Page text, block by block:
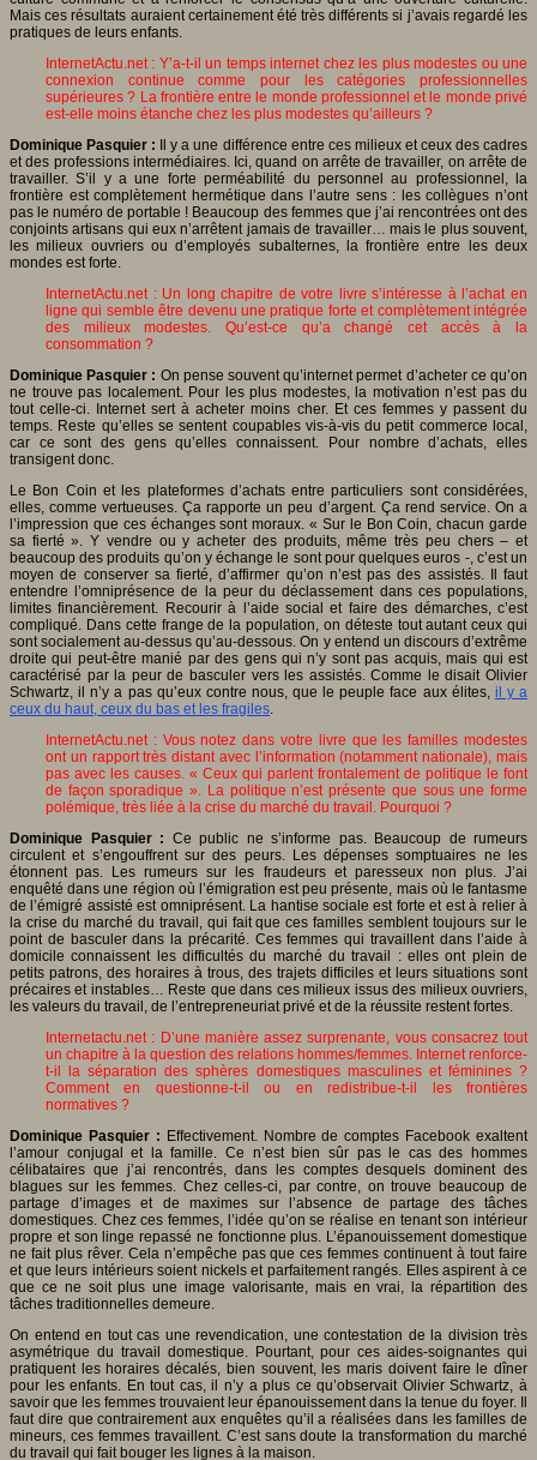
Mais ces résultats auraient certainement été très différents si j’avais regardé les
pratiques de leurs enfants.
InternetActu.net : Y’a-t-il un temps internet chez les plus modestes ou une
connexion continue comme pour les catégories professionnelles
supérieures ? La frontière entre le monde professionnel et le monde privé
est-elle moins étanche chez les plus modestes qu’ailleurs ?
Dominique Pasquier :
Il y a une différence entre ces milieux et ceux des cadres
et des professions intermédiaires. Ici, quand on arrête de travailler, on arrête de
travailler. S’il y a une forte perméabilité du personnel au professionnel, la
frontière est complètement hermétique dans l’autre sens : les collègues n’ont
pas le numéro de portable ! Beaucoup des femmes que j’ai rencontrées ont des
conjoints artisans qui eux n’arrêtent jamais de travailler… mais le plus souvent,
les milieux ouvriers ou d’employés subalternes, la frontière entre les deux
mondes est forte.
InternetActu.net : Un long chapitre de votre livre s’intéresse à l’achat en
ligne qui semble être devenu une pratique forte et complètement intégrée
des milieux modestes. Qu’est-ce qu’a changé cet accès à la
consommation ?
Dominique Pasquier : On pense souvent qu’internet permet d’acheter ce qu’on
ne trouve pas localement. Pour les plus modestes, la motivation n’est pas du
tout celle-ci. Internet sert à acheter moins cher. Et ces femmes y passent du
temps. Reste qu’elles se sentent coupables vis-à-vis du petit commerce local,
car ce sont des gens qu’elles connaissent. Pour nombre d’achats, elles
transigent donc.
Le Bon Coin et les plateformes d’achats entre particuliers sont considérées,
elles, comme vertueuses. Ça rapporte un peu d’argent. Ça rend service. On a
l’impression que ces échanges sont moraux. « Sur le Bon Coin, chacun garde
sa fierté ». Y vendre ou y acheter des produits, même très peu chers – et
beaucoup des produits qu’on y échange le sont pour quelques euros -, c’est un
moyen de conserver sa fierté, d’affirmer qu’on n’est pas des assistés. Il faut
entendre l’omniprésence de la peur du déclassement dans ces populations,
limites financièrement. Recourir à l’aide social et faire des démarches, c’est
compliqué. Dans cette frange de la population, on déteste tout autant ceux qui
sont socialement au-dessus qu’au-dessous. On y entend un discours d’extrême
droite qui peut-être manié par des gens qui n’y sont pas acquis, mais qui est
caractérisé par la peur de basculer vers les assistés. Comme le disait Olivier
Schwartz, il n’y a pas qu’eux contre nous, que le peuple face aux élites, il y a
ceux du haut, ceux du bas et les fragiles.
InternetActu.net : Vous notez dans votre livre que les familles modestes
ont un rapport très distant avec l’information (notamment nationale), mais
pas avec les causes. « Ceux qui parlent frontalement de politique le font
de façon sporadique ». La politique n’est présente que sous une forme
polémique, très liée à la crise du marché du travail. Pourquoi ?
Dominique Pasquier : Ce public ne s’informe pas. Beaucoup de rumeurs
circulent et s’engouffrent sur des peurs. Les dépenses somptuaires ne les
étonnent pas. Les rumeurs sur les fraudeurs et paresseux non plus. J’ai
enquêté dans une région où l’émigration est peu présente, mais où le fantasme
de l’émigré assisté est omniprésent. La hantise sociale est forte et est à relier à
la crise du marché du travail, qui fait que ces familles semblent toujours sur le
point de basculer dans la précarité. Ces femmes qui travaillent dans l’aide à
domicile connaissent les difficultés du marché du travail : elles ont plein de
petits patrons, des horaires à trous, des trajets difficiles et leurs situations sont
précaires et instables… Reste que dans ces milieux issus des milieux ouvriers,
les valeurs du travail, de l’entrepreneuriat privé et de la réussite restent fortes.
Internetactu.net : D’une manière assez surprenante, vous consacrez tout
un chapitre à la question des relations hommes/femmes. Internet renforce-
t-il la séparation des sphères domestiques masculines et féminines ?
Comment en questionne-t-il ou en redistribue-t-il les frontières
normatives ?
Dominique Pasquier : Effectivement. Nombre de comptes Facebook exaltent
l’amour conjugal et la famille. Ce n’est bien sûr pas le cas des hommes
célibataires que j’ai rencontrés, dans les comptes desquels dominent des
blagues sur les femmes. Chez celles-ci, par contre, on trouve beaucoup de
partage d’images et de maximes sur l’absence de partage des tâches
domestiques. Chez ces femmes, l’idée qu’on se réalise en tenant son intérieur
propre et son linge repassé ne fonctionne plus. L’épanouissement domestique
ne fait plus rêver. Cela n’empêche pas que ces femmes continuent à tout faire
et que leurs intérieurs soient nickels et parfaitement rangés. Elles aspirent à ce
que ce ne soit plus une image valorisante, mais en vrai, la répartition des
tâches traditionnelles demeure.
On entend en tout cas une revendication, une contestation de la division très
asymétrique du travail domestique. Pourtant, pour ces aides-soignantes qui
pratiquent les horaires décalés, bien souvent, les maris doivent faire le dîner
pour les enfants. En tout cas, il n’y a plus ce qu’observait Olivier Schwartz, à
savoir que les femmes trouvaient leur épanouissement dans la tenue du foyer. Il
faut dire que contrairement aux enquêtes qu’il a réalisées dans les familles de
mineurs, ces femmes travaillent. C’est sans doute la transformation du marché
du travail qui fait bouger les lignes à la maison.